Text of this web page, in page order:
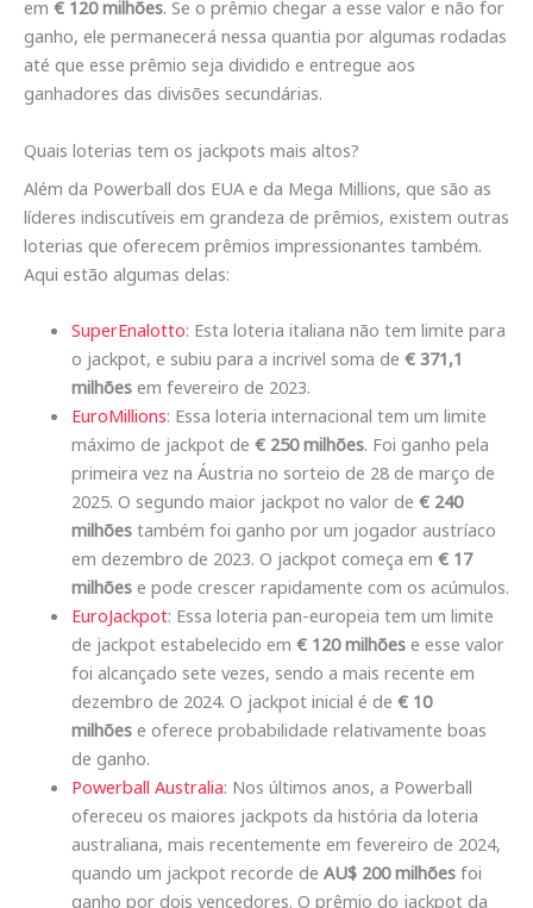
em € 120 milhões. Se o prêmio chegar a esse valor e não for
ganho, ele permanecerá nessa quantia por algumas rodadas
até que esse prêmio seja dividido e entregue aos
ganhadores das divisões secundárias.
Quais loterias tem os jackpots mais altos?
Além da Powerball dos EUA e da Mega Millions, que são as
líderes indiscutíveis em grandeza de prêmios, existem outras
loterias que oferecem prêmios impressionantes também.
Aqui estão algumas delas:
SuperEnalotto: Esta loteria italiana não tem limite para
o jackpot, e subiu para a incrivel soma de € 371,1
milhões em fevereiro de 2023.
EuroMillions: Essa loteria internacional tem um limite
máximo de jackpot de € 250 milhões. Foi ganho pela
primeira vez na Áustria no sorteio de 28 de março de
2025. O segundo maior jackpot no valor de € 240
milhões também foi ganho por um jogador austríaco
em dezembro de 2023. O jackpot começa em € 17
milhões e pode crescer rapidamente com os acúmulos.
EuroJackpot: Essa loteria pan-europeia tem um limite
de jackpot estabelecido em € 120 milhões e esse valor
foi alcançado sete vezes, sendo a mais recente em
dezembro de 2024. O jackpot inicial é de € 10
milhões e oferece probabilidade relativamente boas
de ganho.
Powerball Australia: Nos últimos anos, a Powerball
ofereceu os maiores jackpots da história da loteria
australiana, mais recentemente em fevereiro de 2024,
quando um jackpot recorde de AU$ 200 milhões foi
ganho por dois vencedores. O prêmio do jackpot da